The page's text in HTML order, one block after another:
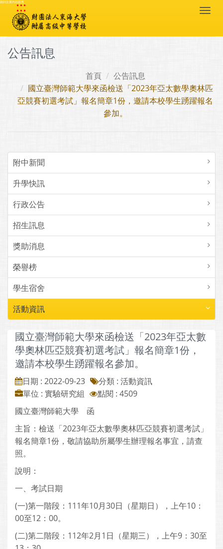
跳到主要內容區塊
:::
公告訊息
首頁
公告訊息
國立臺灣師範大學來函檢送「2023年亞太數學奧林匹
亞競賽初選考試」報名簡章1份，邀請本校學生踴躍報名
參加。
附中新聞
升學快訊
行政公告
招生訊息
獎助消息
榮譽榜
學生宿舍
活動資訊
國立臺灣師範大學來函檢送「2023年亞太數
學奧林匹亞競賽初選考試」報名簡章1份，
邀請本校學生踴躍報名參加。
日期 : 2022-09-23
分類 : 活動資訊
單位 : 實驗研究組
點閱 : 4509
國立臺灣師範大學 函
主旨：檢送「2023年亞太數學奧林匹亞競賽初選考試」
報名簡章1份，敬請協助所屬學生辦理報名事宜，請查
照。
說明：
一、考試日期
(一)第一階段：111年10月30日（星期日），上午10：
00至12：00。
(二)第二階段：112年2月1日（星期三），上午9：30至